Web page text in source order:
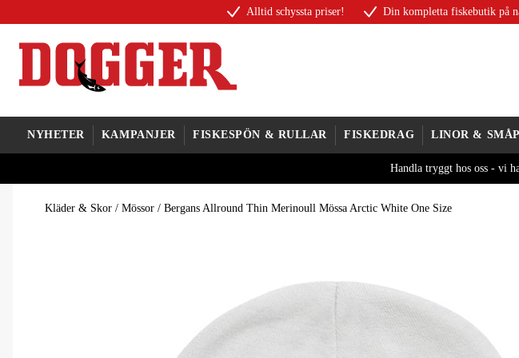
Alltid schyssta priser! Din kompletta fiskebutik på
NYHETER KAMPANJER FISKESPÖN & RULLAR FISKEDRAG LINOR &
Handla tryggt hos oss - vi
Kläder & Skor / Mössor / Bergans Allround Thin Merinoull Mössa Arctic White One Size